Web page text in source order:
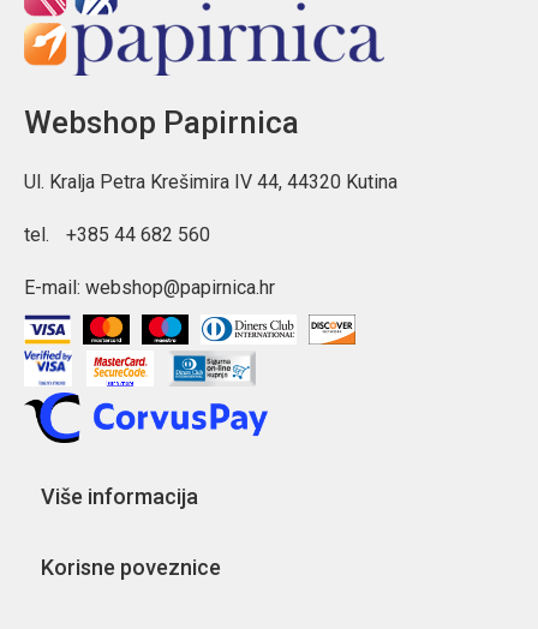
Webshop Papirnica
Ul. Kralja Petra Krešimira IV 44, 44320 Kutina
tel. +385 44 682 560
E-mail: webshop@papirnica.hr
Više informacija
Korisne poveznice